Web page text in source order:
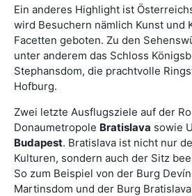
Ein anderes Highlight ist
wird Besuchern nämlich Kunst und
Facetten geboten. Zu den
unter anderem das Schloss
Stephansdom, die prachtvolle
Hofburg.
Zwei letzte Ausflugsziele auf der
Donaumetropole Bratislava sowie
Budapest. Bratislava ist nicht nur
Kulturen, sondern auch der Sitz
So zum Beispiel von der Burg
Martinsdom und der Burg